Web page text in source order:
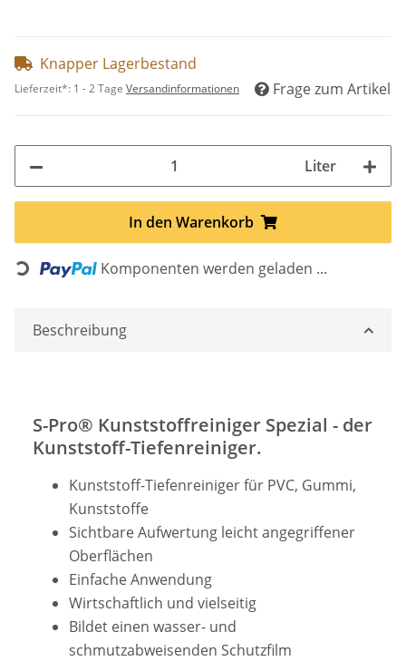
Knapper Lagerbestand
Lieferzeit*: 1 - 2 Tage Versandinformationen Frage zum Artikel
Liter
In den Warenkorb
Loading... Komponenten werden geladen ...
Beschreibung
S-Pro® Kunststoffreiniger Spezial - der
Kunststoff-Tiefenreiniger.
Kunststoff-Tiefenreiniger für PVC, Gummi,
Kunststoffe
Sichtbare Aufwertung leicht angegriffener
Oberflächen
Einfache Anwendung
Wirtschaftlich und vielseitig
Bildet einen wasser- und
schmutzabweisenden Schutzfilm